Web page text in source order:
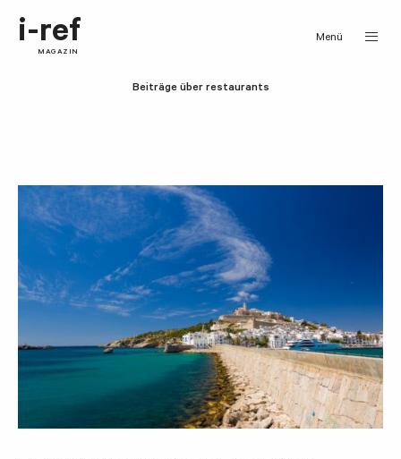
i-ref
MAGAZIN
Menü
Beiträge über restaurants